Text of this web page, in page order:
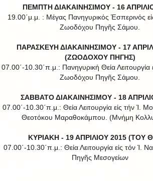
ΠΕΜΠΤΗ ΔΙΑΚΑΙΝΗΣΙΜΟΥ - 16
19.00΄μ.μ. : Μέγας Πανηγυρικός Ἑσπερινός
Ζωοδόχου Πηγῆς Σάμου.
ΠΑΡΑΣΚΕΥΗ ΔΙΑΚΑΙΝΗΣΙΜΟΥ - 17
(ΖΩΟΔΟΧΟΥ ΠΗΓΗΣ)
07.00΄-10.30΄π.μ.: Πανηγυρική Θεία Λειτουργία
Ζωοδόχου Πηγῆς Σάμου.
ΣΑΒΒΑΤΟ ΔΙΑΚΑΙΝΗΣΙΜΟΥ - 18
07.00΄-10.30΄π.μ.: Θεία Λειτουργία εἰς τήν Ἱ.
Θεοτόκου Μαραθοκάμπου. (Μνήμη
ΚΥΡΙΑΚΗ - 19 ΑΠΡΙΛΙΟΥ 2015 (ΤΟΥ
07.00΄-10.30΄π.μ.: Θεία Λειτουργία εἰς τόν Ἱ.
Πηγῆς Μεσογείων